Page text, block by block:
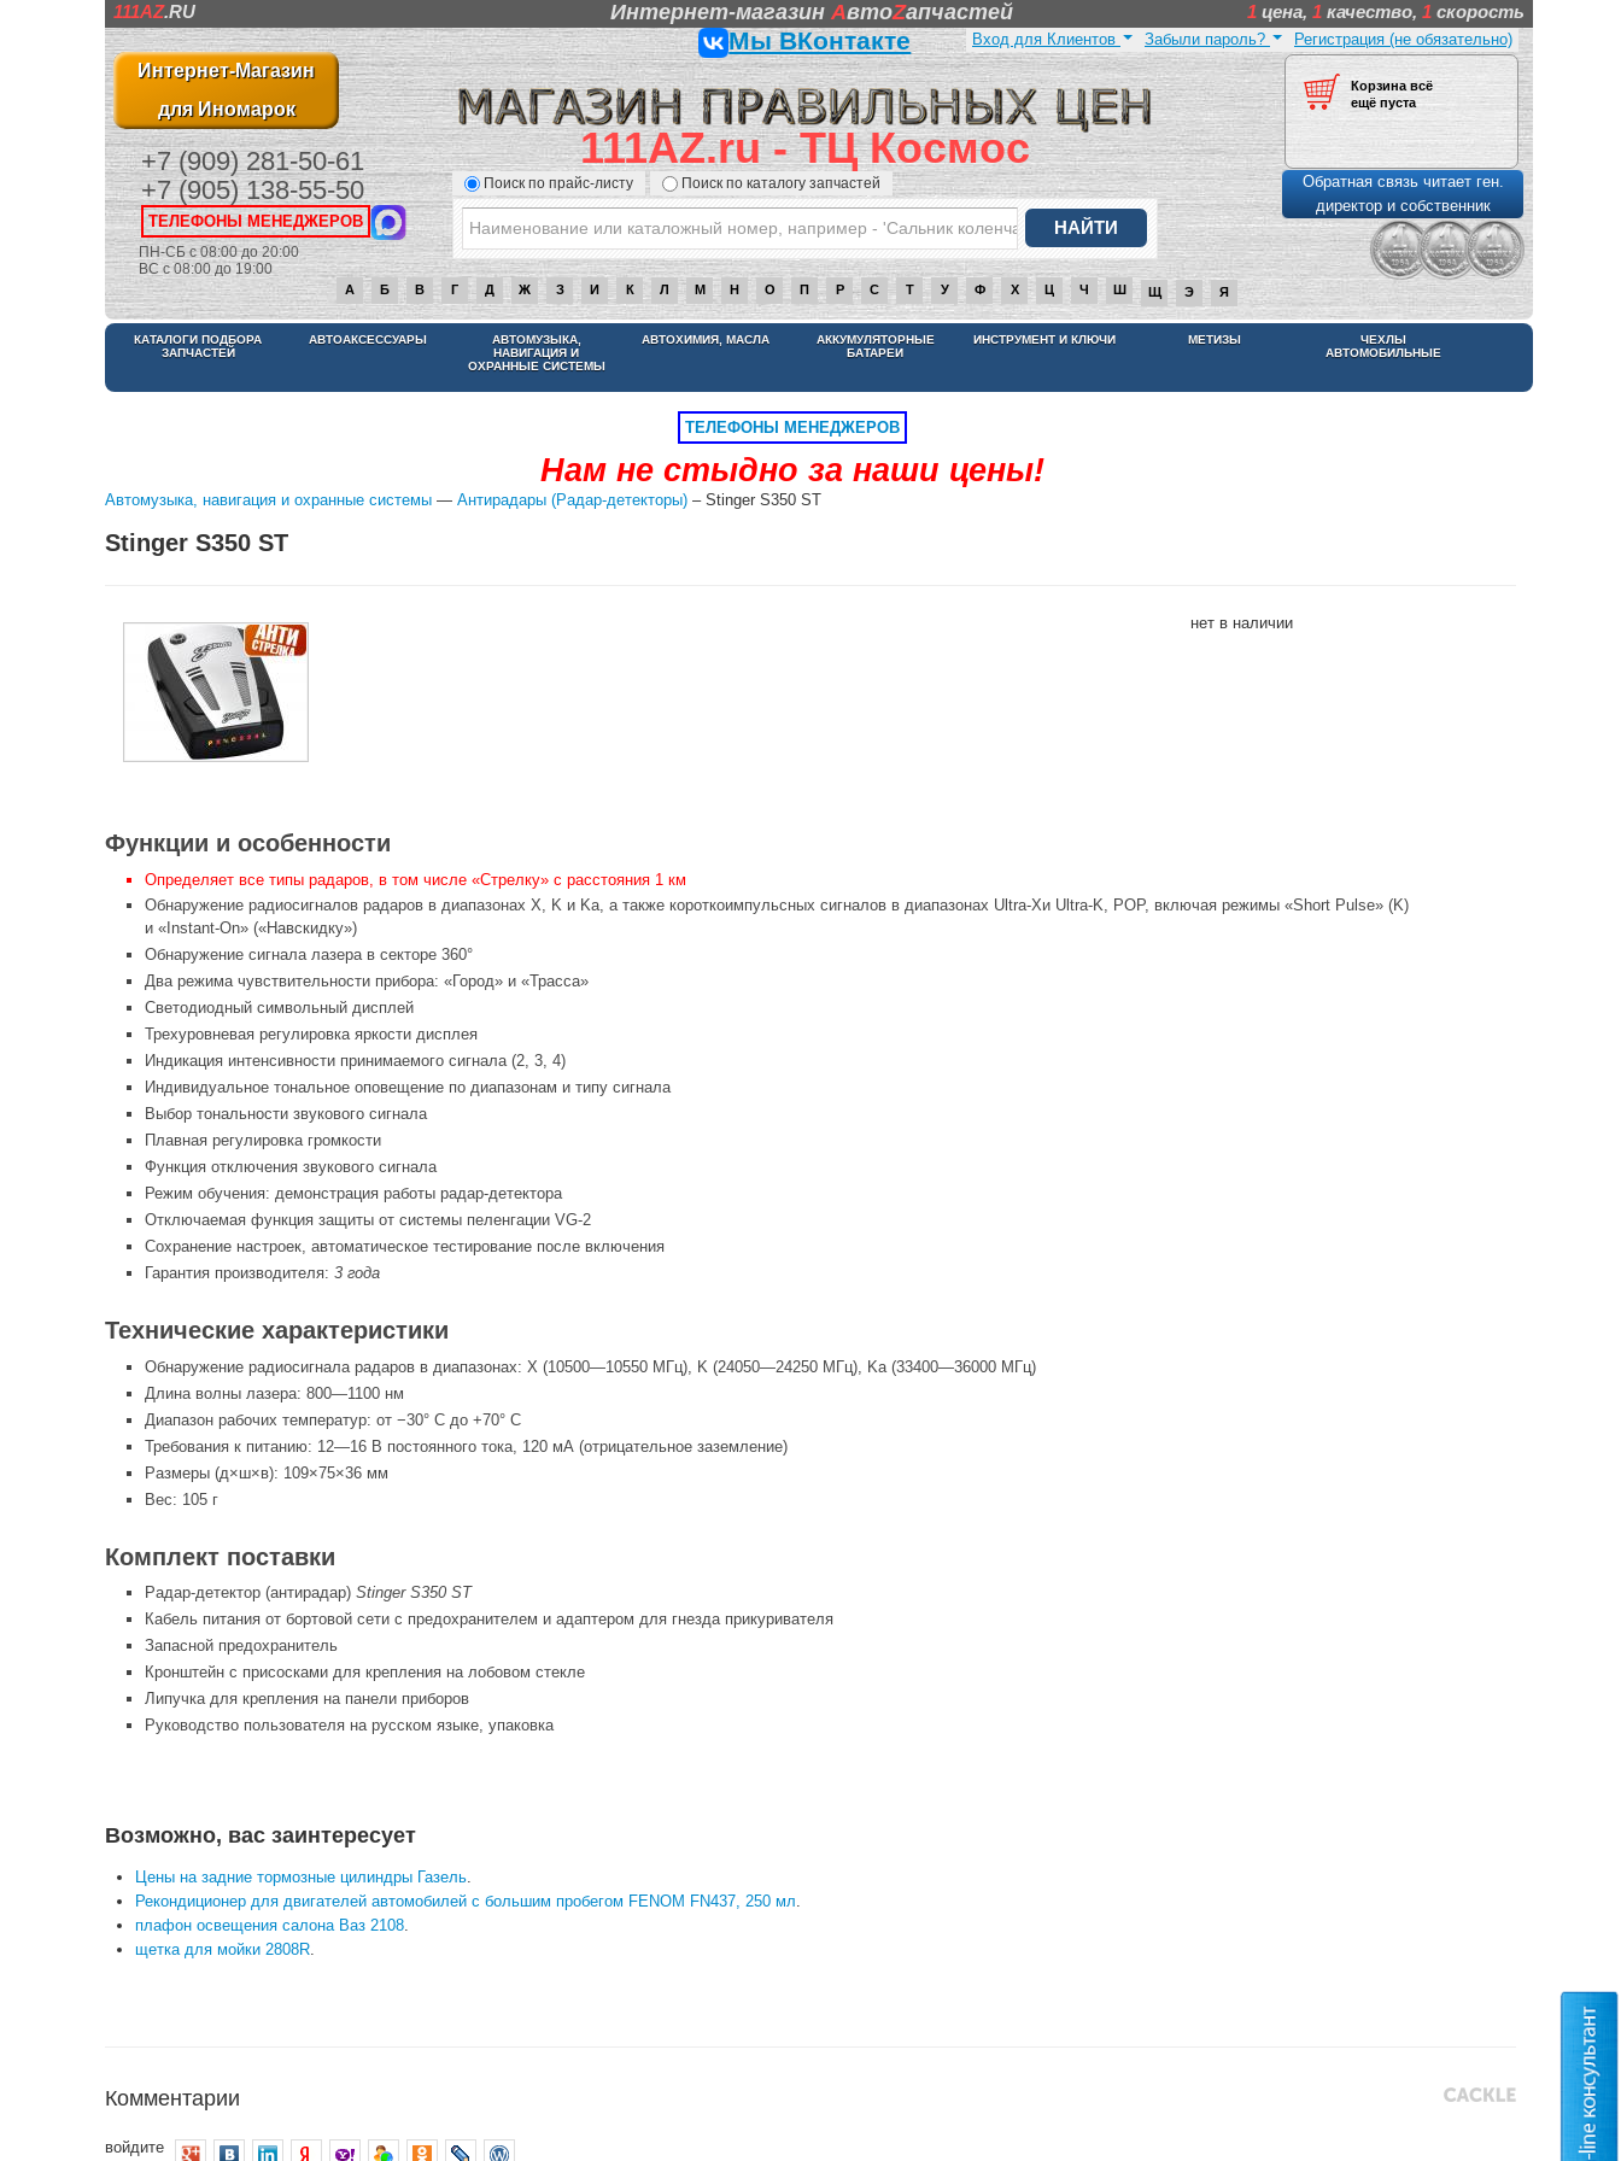
111AZ.RU Интернет-магазинAвтоZапчастей 1 цена, 1 качество, 1 скорость
Интернет-Магазин
для Иномарок
+7 (909) 281-50-61
+7 (905) 138-55-50
ТЕЛЕФОНЫ МЕНЕДЖЕРОВ
ПН-СБ с 08:00 до 20:00
ВС с 08:00 до 19:00
Мы ВКонтакте
111AZ.ru - ТЦ Космос
Поиск по прайс-листу Поиск по каталогу запчастей
Регистрация (не обязательно)
Забыли пароль?
Вход для Клиентов
Корзина всё
ещё пуста
Обратная связь читает ген.
директор и собственник
А Б В Г Д Ж З И К Л М Н О П Р С Т У Ф Х Ц Ч Ш Щ Э Я
НАМ НЕ СТЫДНО ЗА НАШИ ЦЕНЫ
КАТАЛОГИ ПОДБОРА
ЗАПЧАСТЕЙ
АВТОАКСЕССУАРЫ
АВТОМУЗЫКА,
НАВИГАЦИЯ И
ОХРАННЫЕ СИСТЕМЫ
АВТОХИМИЯ, МАСЛА
АККУМУЛЯТОРНЫЕ
БАТАРЕИ
ИНСТРУМЕНТ И КЛЮЧИ МЕТИЗЫ
ЧЕХЛЫ
АВТОМОБИЛЬНЫЕ
ТЕЛЕФОНЫ МЕНЕДЖЕРОВ
Нам не стыдно за наши цены!
Автомузыка, навигация и охранные системы — Антирадары (Радар-детекторы) – Stinger S350 ST
Stinger S350 ST
нет в наличии
Функции и особенности
Определяет все типы радаров, в том числе «Стрелку» с расстояния 1 км
Обнаружение радиосигналов радаров в диапазонах X, K и Ka, а также короткоимпульсных сигналов в диапазонах Ultra-Xи Ultra-K, POP, включая режимы «Short Pulse» (K)
и «Instant-On» («Навскидку»)
Обнаружение сигнала лазера в секторе 360°
Два режима чувствительности прибора: «Город» и «Трасса»
Светодиодный символьный дисплей
Трехуровневая регулировка яркости дисплея
Индикация интенсивности принимаемого сигнала (2, 3, 4)
Индивидуальное тональное оповещение по диапазонам и типу сигнала
Выбор тональности звукового сигнала
Плавная регулировка громкости
Функция отключения звукового сигнала
Режим обучения: демонстрация работы радар-детектора
Отключаемая функция защиты от системы пеленгации VG-2
Сохранение настроек, автоматическое тестирование после включения
Гарантия производителя: 3 года
Технические характеристики
Обнаружение радиосигнала радаров в диапазонах: X (10500—10550 МГц), K (24050—24250 МГц), Ka (33400—36000 МГц)
Длина волны лазера: 800—1100 нм
Диапазон рабочих температур: от −30° С до +70° C
Требования к питанию: 12—16 В постоянного тока, 120 мА (отрицательное заземление)
Размеры (д×ш×в): 109×75×36 мм
Вес: 105 г
Комплект поставки
Радар-детектор (антирадар) Stinger S350 ST
Кабель питания от бортовой сети с предохранителем и адаптером для гнезда прикуривателя
Запасной предохранитель
Кронштейн с присосками для крепления на лобовом стекле
Липучка для крепления на панели приборов
Руководство пользователя на русском языке, упаковка
Возможно, вас заинтересует
Цены на задние тормозные цилиндры Газель.
Рекондиционер для двигателей автомобилей с большим пробегом FENOM FN437, 250 мл.
плафон освещения салона Ваз 2108.
щетка для мойки 2808R.
Комментарии
войдите